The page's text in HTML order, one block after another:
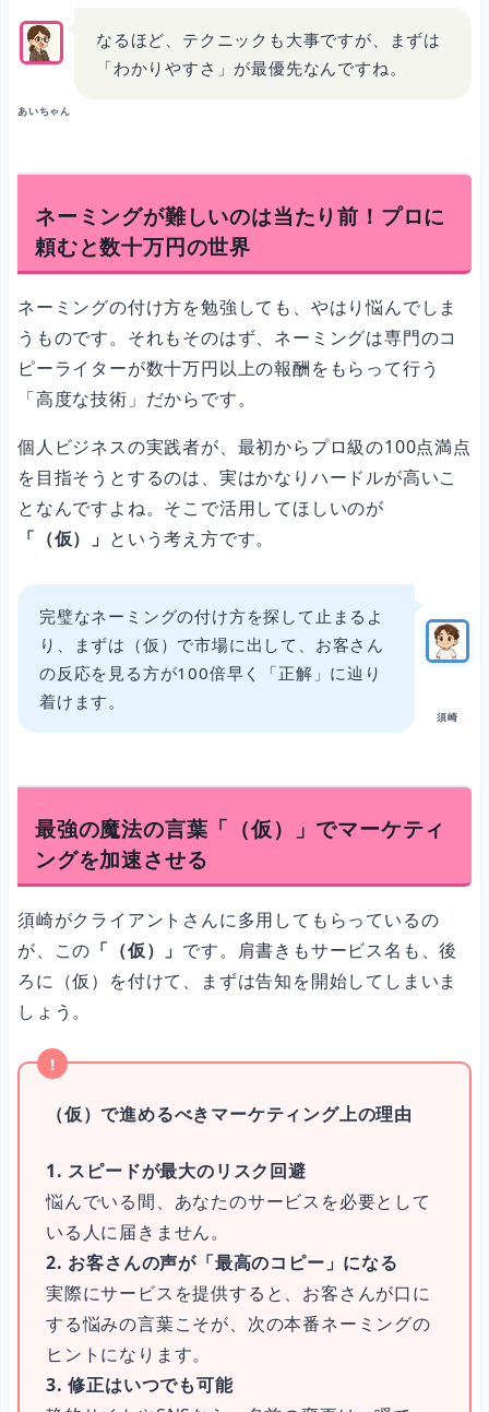
あいちゃん
なるほど、テクニックも大事ですが、まずは
「わかりやすさ」が最優先なんですね。
ネーミングが難しいのは当たり前！プロに
頼むと数十万円の世界
ネーミングの付け方を勉強しても、やはり悩んでしま
うものです。それもそのはず、ネーミングは専門のコ
ピーライターが数十万円以上の報酬をもらって行う
「高度な技術」だからです。
個人ビジネスの実践者が、最初からプロ級の100点満点
を目指そうとするのは、実はかなりハードルが高いこ
となんですよね。そこで活用してほしいのが
「（仮）」 という考え方です。
須崎
完璧なネーミングの付け方を探して止まるよ
り、まずは（仮）で市場に出して、お客さん
の反応を見る方が100倍早く「正解」に辿り
着けます。
最強の魔法の言葉「（仮）」でマーケティ
ングを加速させる
須崎がクライアントさんに多用してもらっているの
が、この 「（仮）」 です。肩書きもサービス名も、後
ろに（仮）を付けて、まずは告知を開始してしまいま
しょう。
（仮）で進めるべきマーケティング上の理由
1. スピードが最大のリスク回避
悩んでいる間、あなたのサービスを必要として
いる人に届きません。
2. お客さんの声が「最高のコピー」になる
実際にサービスを提供すると、お客さんが口に
する悩みの言葉こそが、次の本番ネーミングの
ヒントになります。
3. 修正はいつでも可能